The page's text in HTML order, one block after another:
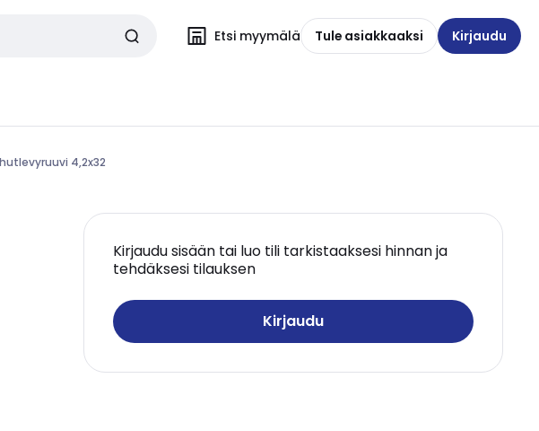
Etsi myymälä Tule asiakkaaksi Kirjaudu
4,2x32
Kirjaudu sisään tai luo tili tarkistaaksesi hinnan ja
tehdäksesi tilauksen
Kirjaudu